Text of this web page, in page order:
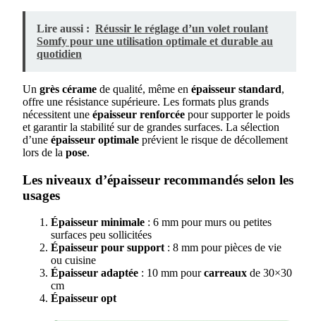
Lire aussi : Réussir le réglage d’un volet roulant
Somfy pour une utilisation optimale et durable au
quotidien
Un grès cérame de qualité, même en épaisseur standard,
offre une résistance supérieure. Les formats plus grands
nécessitent une épaisseur renforcée pour supporter le poids
et garantir la stabilité sur de grandes surfaces. La sélection
d’une épaisseur optimale prévient le risque de décollement
lors de la pose.
Les niveaux d’épaisseur recommandés selon les
usages
Épaisseur minimale : 6 mm pour murs ou petites
surfaces peu sollicitées
Épaisseur pour support : 8 mm pour pièces de vie
ou cuisine
Épaisseur adaptée : 10 mm pourcarreaux de 30×30
cm
Épaisseur opt